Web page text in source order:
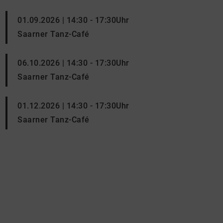
01.09.2026 | 14:30 - 17:30Uhr
Saarner Tanz-Café
06.10.2026 | 14:30 - 17:30Uhr
Saarner Tanz-Café
01.12.2026 | 14:30 - 17:30Uhr
Saarner Tanz-Café